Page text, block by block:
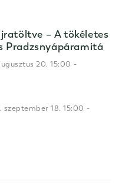
– A tökéletes
Pradzsnyápáramitá
20. 15:00 -
szeptember 18. 15:00 -